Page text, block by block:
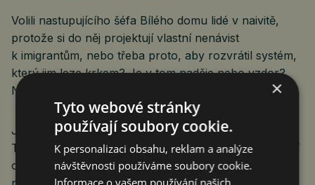
Volili nastupujícího šéfa Bílého domu lidé v naivitě,
protože si do něj projektují vlastní nenávist
k imigrantům, nebo třeba proto, aby rozvrátil systém,
který jim leze krkem? Je v tom naděje nebo vzdor?
Nebo zábava? Anebo jsou chytřejší než my?
Jedno je asi jisté. Ať už do bude dál s Donaldem
Trumpem a jeho boys jakkoliv, rozhodně se nezastaví
ono oddělování Ameriky od Evropy, které nastalo
×
Tyto webové stránky
používají soubory cookie.
K personalizaci obsahu, reklam a analýze
návštěvnosti používáme soubory cookie.
Informace o vašem používání našich